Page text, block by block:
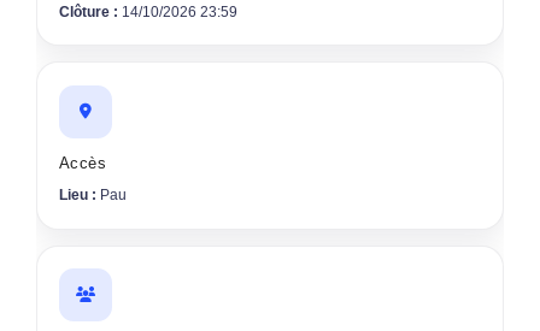
Clôture : 14/10/2026 23:59
Accès
Lieu : Pau